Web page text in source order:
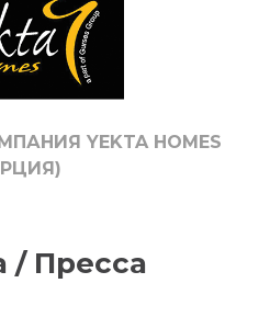
YEKTA HOMES
/ Пресса